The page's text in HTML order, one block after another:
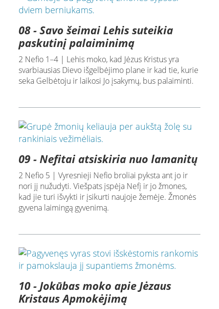
08 - Savo šeimai Lehis suteikia
paskutinį palaiminimą
2 Nefio 1–4 | Lehis moko, kad Jėzus Kristus yra
svarbiausias Dievo išgelbėjimo plane ir kad tie, kurie
seka Gelbėtoju ir laikosi Jo įsakymų, bus palaiminti.
09 - Nefitai atsiskiria nuo lamanitų
2 Nefio 5 | Vyresnieji Nefio broliai pyksta ant jo ir
nori jį nužudyti. Viešpats įspėja Nefį ir jo žmones,
kad jie turi išvykti ir įsikurti naujoje žemėje. Žmonės
gyvena laimingą gyvenimą.
10 - Jokūbas moko apie Jėzaus
Kristaus Apmokėjimą